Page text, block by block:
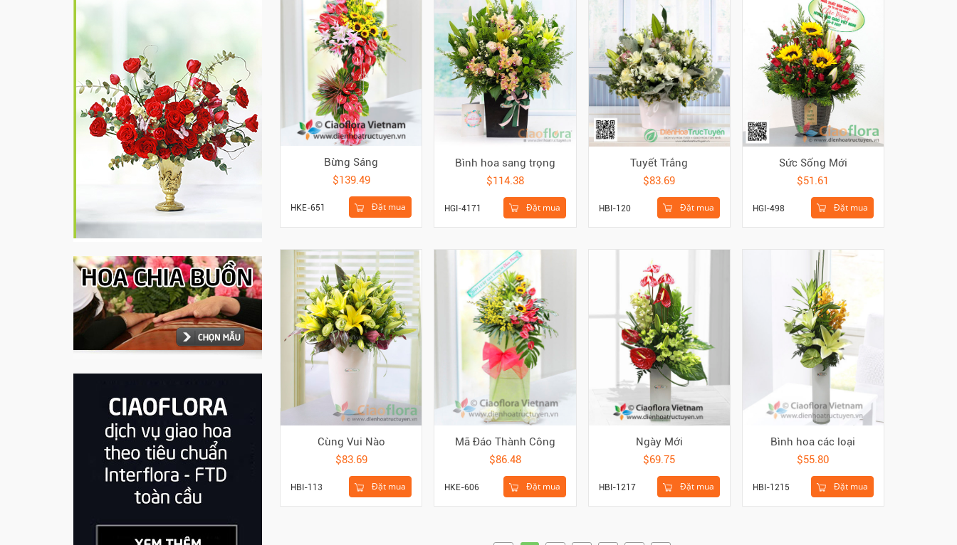
Bừng Sáng
$139.49
Đặt mua
HKE-651
Bình hoa sang trọng
$114.38
Đặt mua
HGI-4171
Tuyết Trắng
$83.69
Đặt mua
HBI-120
Sức Sống Mới
$51.61
Đặt mua
HGI-498
Cùng Vui Nào
$83.69
Đặt mua
HBI-113
Mã Đáo Thành Công
$86.48
Đặt mua
HKE-606
Ngày Mới
$69.75
Đặt mua
HBI-1217
Bình hoa các loại
$55.80
Đặt mua
HBI-1215